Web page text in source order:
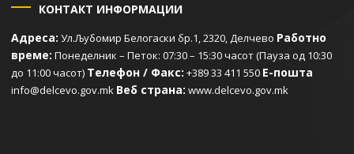
КОНТАКТ ИНФОРМАЦИИ
Адреса: Ул.Љубомир Белогаски бр.1, 2320, Делчево Работно
време: Понеделник – Петок: 07:30 – 15:30 часот (Пауза од 10:30
до 11:00 часот) Телефон / Факс: +389 33 411 550 Е-пошта
info@delcevo.gov.mk Веб страна: www.delcevo.gov.mk